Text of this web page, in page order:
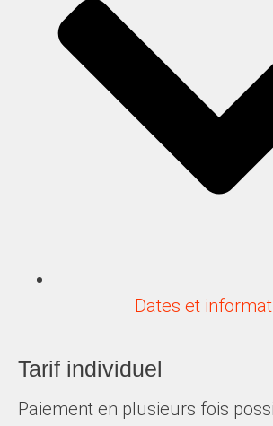
Dates et
Tarif individuel
Paiement en plusieurs fois